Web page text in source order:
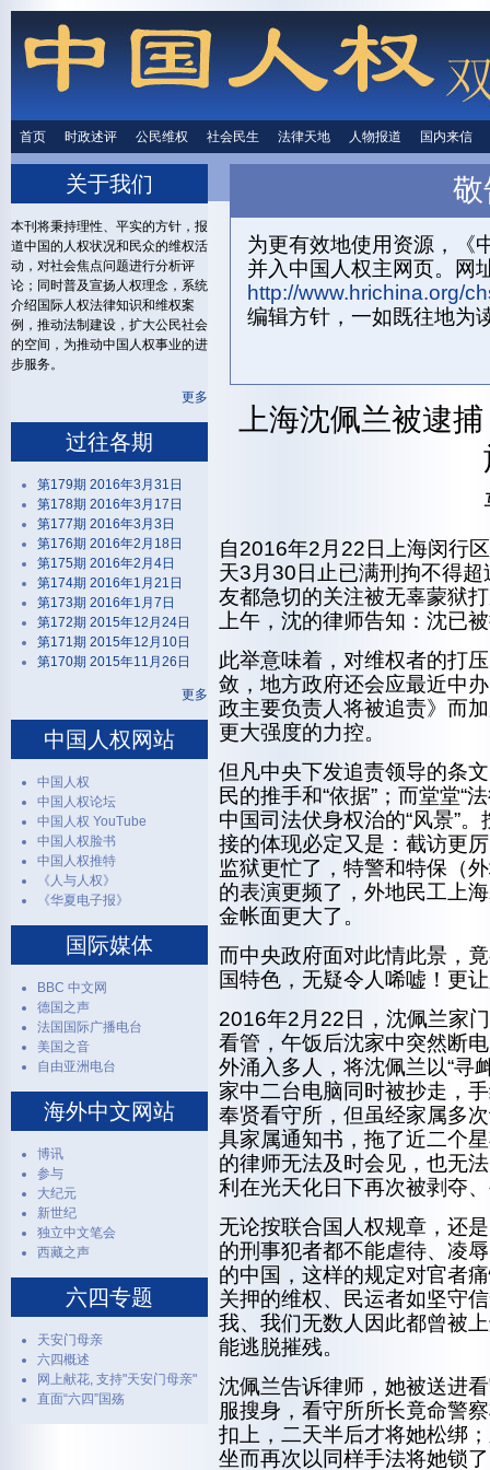
首页 时政述评 公民维权 社会民生 法律天地 人物报道 国内来信
敬
为更有效地使用资源，《
并入中国人权主网页。网
http://www.hrichina.org/
编辑方针，一如既往地为
上海沈佩兰被逮
自2016年2月22日上海闵行
天3月30日止已满刑拘不得
友都急切的关注被无辜蒙狱
上午，沈的律师告知：沈已
此举意味着，对维权者的打
敛，地方政府还会应最近中
政主要负责人将被追责》而
更大强度的力控。
但凡中央下发追责领导的条
民的推手和“依据”；而堂堂“
中国司法伏身权治的“风景”
接的体现必定又是：截访更
监狱更忙了，特警和特保（
的表演更频了，外地民工上
金帐面更大了。
而中央政府面对此情此景，
国特色，无疑令人唏嘘！更
2016年2月22日，沈佩兰家
看管，午饭后沈家中突然断
外涌入多人，将沈佩兰以“寻
家中二台电脑同时被抄走，
奉贤看守所，但虽经家属多
具家属通知书，拖了近二个
的律师无法及时会见，也无
利在光天化日下再次被剥夺
无论按联合国人权规章，还
的刑事犯者都不能虐待、凌
的中国，这样的规定对官者
关押的维权、民运者如坚守
我、我们无数人因此都曾被
能逃脱摧残。
沈佩兰告诉律师，她被送进
服搜身，看守所所长竟命警
扣上，二天半后才将她松绑
坐而再次以同样手法将她锁
关于我们
本刊将秉持理性、平实的方针，报
道中国的人权状况和民众的维权活
动，对社会焦点问题进行分析评
论；同时普及宣扬人权理念，系统
介绍国际人权法律知识和维权案
例，推动法制建设，扩大公民社会
的空间，为推动中国人权事业的进
步服务。
更多
过往各期
第179期 2016年3月31日
第178期 2016年3月17日
第177期 2016年3月3日
第176期 2016年2月18日
第175期 2016年2月4日
第174期 2016年1月21日
第173期 2016年1月7日
第172期 2015年12月24日
第171期 2015年12月10日
第170期 2015年11月26日
更多
中国人权网站
中国人权
中国人权论坛
中国人权 YouTube
中国人权脸书
中国人权推特
《人与人权》
《华夏电子报》
国际媒体
BBC 中文网
德国之声
法国国际广播电台
美国之音
自由亚洲电台
海外中文网站
博讯
参与
大纪元
新世纪
独立中文笔会
西藏之声
六四专题
天安门母亲
六四概述
网上献花, 支持"天安门母亲"
直面“六四”国殇
时政述评 公民维权 社会民生 法律天地 人物报道 国内来
首页 关